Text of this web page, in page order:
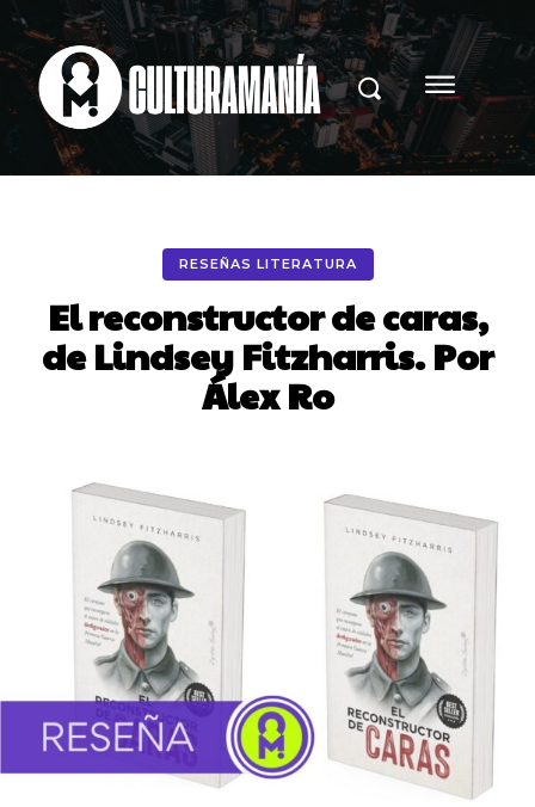
RESEÑAS LITERATURA
El reconstructor de caras,
de Lindsey Fitzharris. Por
Álex Ro